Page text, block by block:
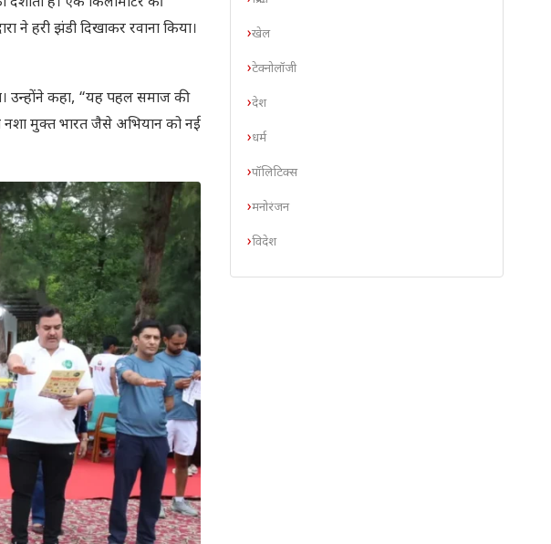
ने हरी झंडी दिखाकर रवाना किया।
उन्होंने कहा, “यह पहल समाज की
नशा मुक्त भारत जैसे अभियान को नई
खेल
टेक्नोलॉजी
देश
धर्म
पॉलिटिक्स
मनोरंजन
विदेश